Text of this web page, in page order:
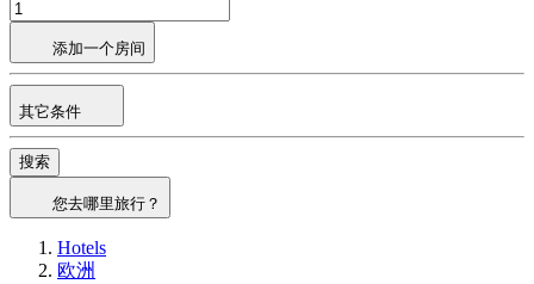
添加一个房间
其它条件
搜索
您去哪里旅行？
Hotels
欧洲